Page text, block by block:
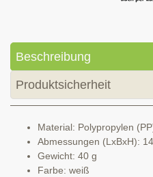
Beschreibung
Produktsicherheit
Material: Polypropylen
Abmessungen (LxBxH):
Gewicht: 40 g
Farbe: weiß